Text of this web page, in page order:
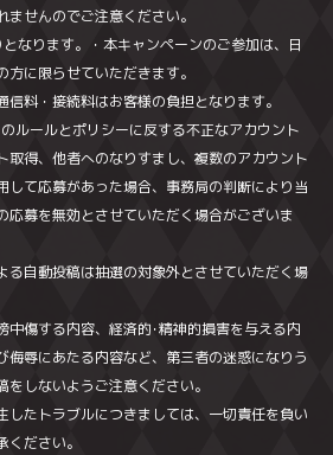
ませんのでご注意ください。
となります。・本キャンペーンのご参加は、日
方に限らせていただきます。
信料・接続料はお客様の負担となります。
ルールとポリシーに反する不正なアカウント
取得、他者へのなりすまし、複数のアカウント
して応募があった場合、事務局の判断により当
応募を無効とさせていただく場合がございま
る自動投稿は抽選の対象外とさせていただく場
中傷する内容、経済的･精神的損害を与える内
侮辱にあたる内容など、第三者の迷惑になりう
をしないようご注意ください。
したトラブルにつきましては、一切責任を負い
ください。